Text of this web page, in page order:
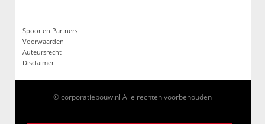
Spoor en Partners
Voorwaarden
Auteursrecht
Disclaimer
© corporatiebouw.nl Alle rechten voorbehouden